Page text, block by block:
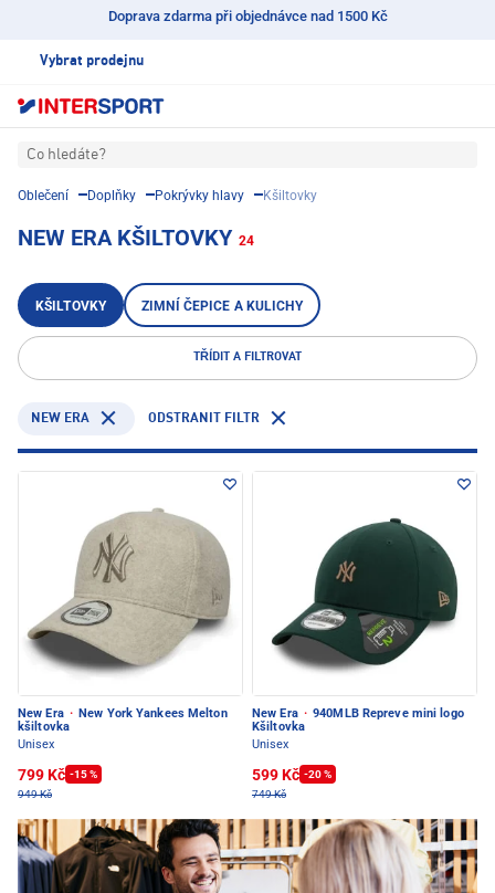
Doprava zdarma při objednávce nad 1500 Kč
Vybrat prodejnu
Co hledáte?
Oblečení Doplňky Pokrývky hlavy Kšiltovky
NEW ERA KŠILTOVKY 24
KŠILTOVKY ZIMNÍ ČEPICE A KULICHY
TŘÍDIT A FILTROVAT
NEW ERA ODSTRANIT FILTR
New Era · New York Yankees Melton
kšiltovka
Unisex
799 Kč -15 %
949 Kč
New Era · 940MLB Repreve mini logo
Kšiltovka
Unisex
599 Kč -20 %
749 Kč